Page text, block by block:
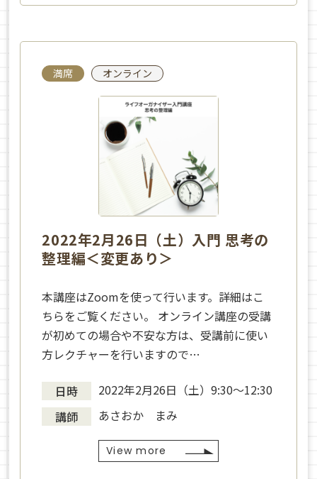
満席 オンライン
2022年2月26日（土）入門 思考の
整理編＜変更あり＞
本講座はZoomを使って行います。詳細はこ
ちらをご覧ください。 オンライン講座の受講
が初めての場合や不安な方は、受講前に使い
方レクチャーを行いますので…
日時
2022年2月26日（土）9:30～12:30
講師
あさおか まみ
View more